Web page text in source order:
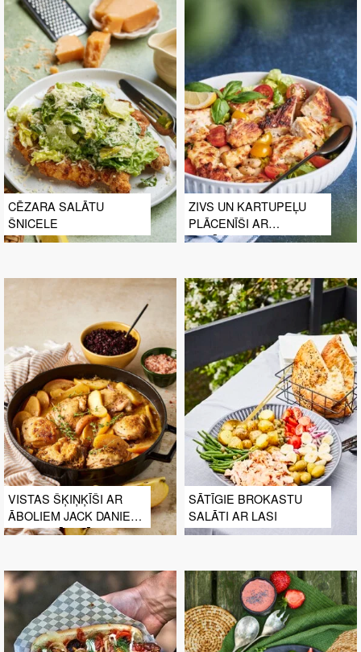
CĒZARA SALĀTU
ŠNICELE
ZIVS UN KARTUPEĻU
PLĀCENĪŠI AR
SALĀTIEM
VISTAS ŠĶIŅĶĪŠI AR
ĀBOLIEM JACK DANIELS
UN SALDĀ KRĒJUMA
SĀTĪGIE BROKASTU
SALĀTI AR LASI